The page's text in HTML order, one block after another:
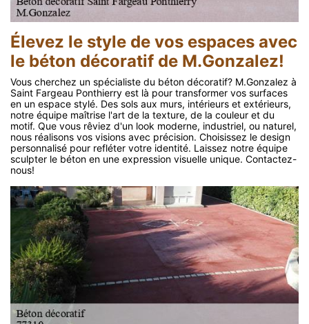
Élevez le style de vos espaces avec
le béton décoratif de M.Gonzalez!
Vous cherchez un spécialiste du béton décoratif? M.Gonzalez à
Saint Fargeau Ponthierry est là pour transformer vos surfaces
en un espace stylé. Des sols aux murs, intérieurs et extérieurs,
notre équipe maîtrise l'art de la texture, de la couleur et du
motif. Que vous rêviez d'un look moderne, industriel, ou naturel,
nous réalisons vos visions avec précision. Choisissez le design
personnalisé pour refléter votre identité. Laissez notre équipe
sculpter le béton en une expression visuelle unique. Contactez-
nous!